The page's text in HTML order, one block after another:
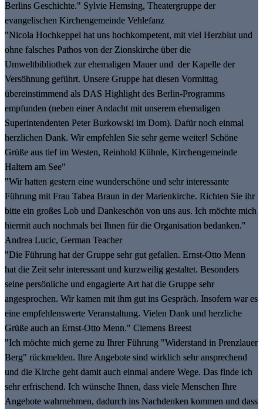
Berlins Geschichte." Sylvie Hemsing, Theatergruppe der
evangelischen Kirchengemeinde Vehlefanz
"Nicola Hochkeppel hat uns hochkompetent, mit viel Herzblut und
ohne falsches Pathos von der Zionskirche über die
Umweltbibliothek zur ehemaligen Mauer und der Kapelle der
Versöhnung geführt. Unsere Gruppe hat diesen Vormittag
übereinstimmend als DAS Highlight des Berlin-Programms
empfunden (neben einer Andacht mit unserem ehemaligen
Superintendenten Peter Burkowski im Dom). Dafür noch einmal
herzlichen Dank. Wir empfehlen Sie sehr gerne weiter! Schöne
Grüße aus tief im Westen, Reinhold Kühnle, Kirchengemeinde
Haltern am See"
"Wir hatten gestern eine wunderschöne und sehr interessante
Führung mit Frau Tabea Braun in der Marienkirche. Richten Sie ihr
bitte ein großes Lob und Dankeschön von uns aus. Ich möchte mich
hiermit auch nochmals bei Ihnen für die Organisation bedanken."
Andrea Lucic, German Teacher
"Die Führung hat der Gruppe sehr gut gefallen. Ernst-Otto Menn
hat die Zeit sehr interessant und kurzweilig gestaltet. Besonders
seine persönliche und engagierte Art hat die Gruppe sehr
angesprochen. Wir kamen mit ihm gut ins Gespräch. Insofern war es
eine empfehlenswerte Veranstaltung. Vielen Dank und herzliche
Grüße auch an Ernst-Otto Menn." Clemens Breest
"Ich möchte mich gerne zu Ihrer Führung "Widerstand in Prenzlauer
Berg" rückmelden. Ihre Angebote sind wirklich sehr ansprechend
und die Kirche geht damit auch einmal andere Wege. Das finde ich
sehr erfrischend. Ich wünsche Ihnen, dass viele Menschen Ihre
Angebote wahrnehmen, dadurch ins Nachdenken kommen und dass